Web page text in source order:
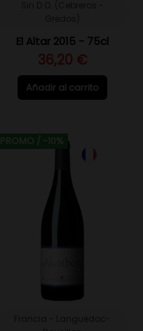
El Altar 2015 - 75cl
36,20 €
Añadir al carrito
PROMO / -10%